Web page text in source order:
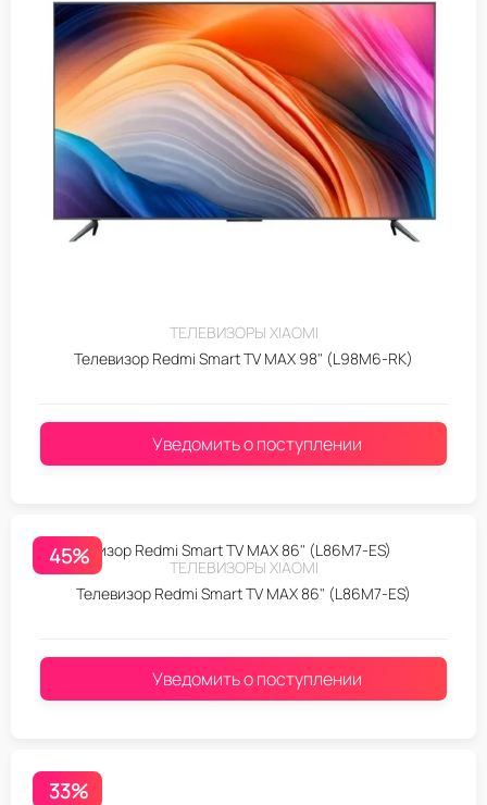
ТЕЛЕВИЗОРЫ XIAOMI
Телевизор Redmi Smart TV MAX 98" (L98M6-RK)
Уведомить о поступлении
45%
ТЕЛЕВИЗОРЫ XIAOMI
Телевизор Redmi Smart TV MAX 86" (L86M7-ES)
Уведомить о поступлении
33%